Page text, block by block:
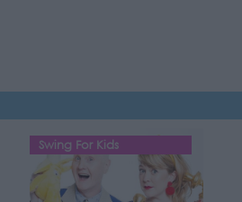
Swing For Kids